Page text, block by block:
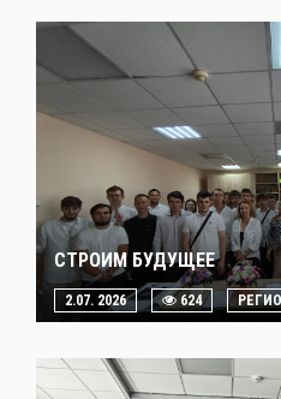
СТРОИМ БУДУЩЕЕ
2.07. 2026 624